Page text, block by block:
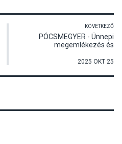
KÖVETKEZŐ
PÓCSMEGYER - Ünnepi
megemlékezés és
forradalom és
2025 OKT 25